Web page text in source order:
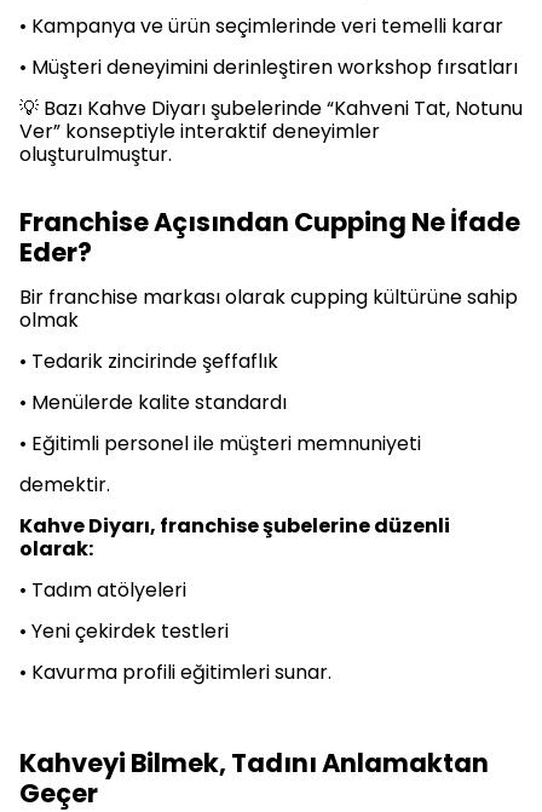
• Kampanya ve ürün seçimlerinde veri temelli karar
• Müşteri deneyimini derinleştiren workshop fırsatları
💡 Bazı Kahve Diyarı şubelerinde “Kahveni Tat, Notunu
Ver” konseptiyle interaktif deneyimler
oluşturulmuştur.
Franchise Açısından Cupping Ne İfade
Eder?
Bir franchise markası olarak cupping kültürüne sahip
olmak
• Tedarik zincirinde şeffaflık
• Menülerde kalite standardı
• Eğitimli personel ile müşteri memnuniyeti
demektir.
Kahve Diyarı, franchise şubelerine düzenli
olarak:
• Tadım atölyeleri
• Yeni çekirdek testleri
• Kavurma profili eğitimleri sunar.
Kahveyi Bilmek, Tadını Anlamaktan
Geçer